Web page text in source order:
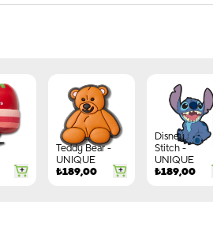
Teddy Bear -
UNIQUE
₺189,00
Disney
Stitch -
UNIQUE
₺189,00